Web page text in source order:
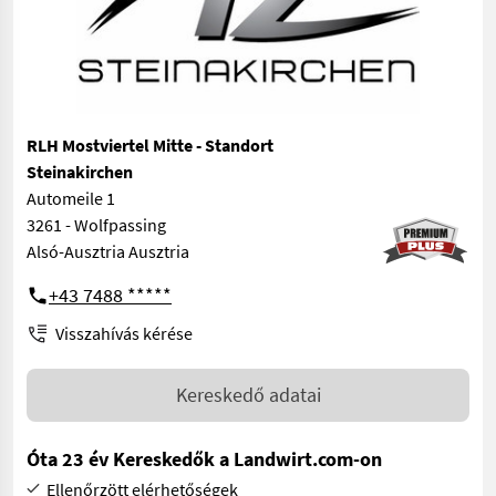
RLH Mostviertel Mitte - Standort
Steinakirchen
Automeile 1
3261 - Wolfpassing
Alsó-Ausztria Ausztria
+43 7488 *****
Visszahívás kérése
Kereskedő adatai
Óta 23 év Kereskedők a Landwirt.com-on
Ellenőrzött elérhetőségek